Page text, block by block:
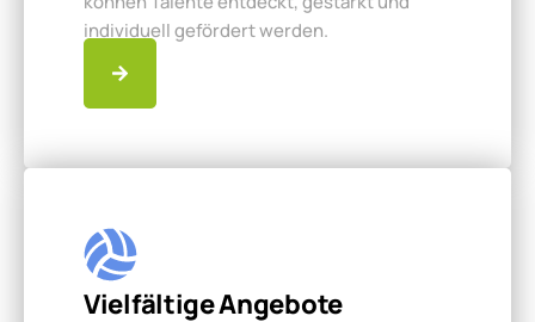
individuell gefördert werden.
Vielfältige Angebote